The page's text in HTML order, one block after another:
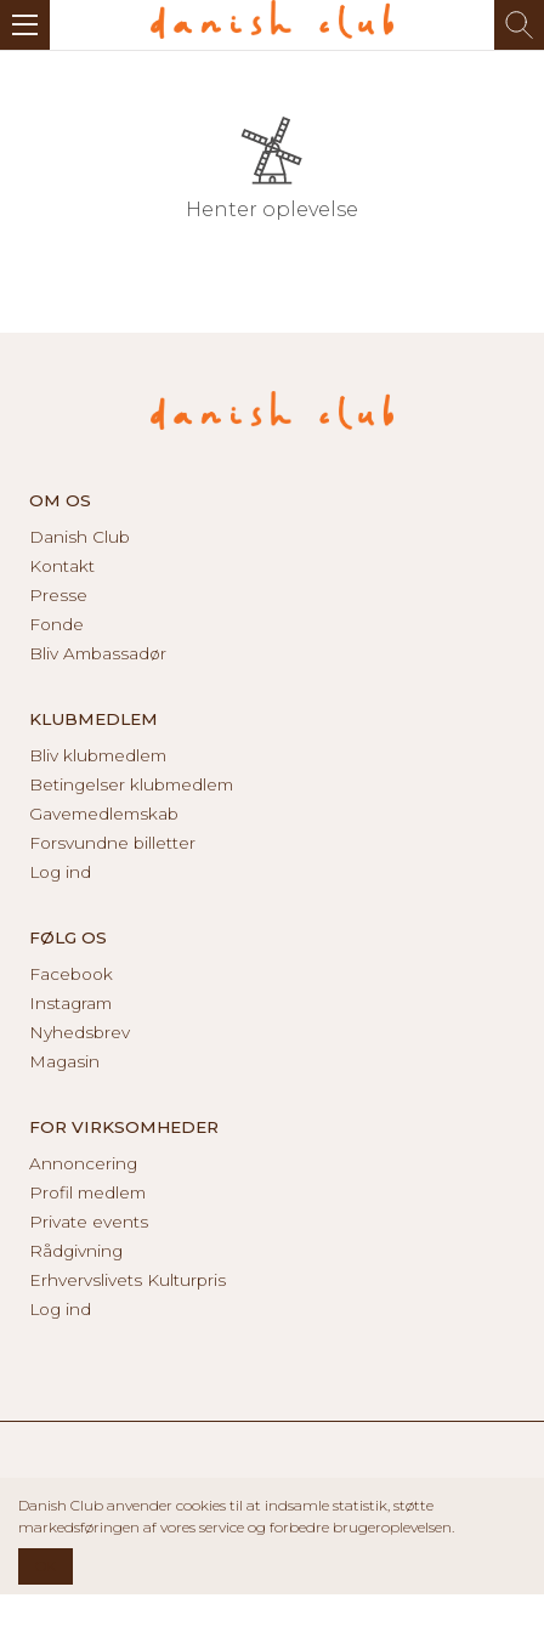
Henter oplevelse
OM OS
Danish Club
Kontakt
Presse
Fonde
Bliv Ambassadør
KLUBMEDLEM
Bliv klubmedlem
Betingelser klubmedlem
Gavemedlemskab
Forsvundne billetter
Log ind
FØLG OS
Facebook
Instagram
Nyhedsbrev
Magasin
FOR VIRKSOMHEDER
Annoncering
Profil medlem
Private events
Rådgivning
Erhvervslivets Kulturpris
Log ind
Danish Club anvender cookies til at indsamle statistik, støtte
markedsføringen af vores service og forbedre brugeroplevelsen.